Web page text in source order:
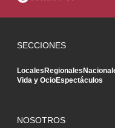
SECCIONES
LocalesRegionales
Vida y OcioEspectáculos
NOSOTROS